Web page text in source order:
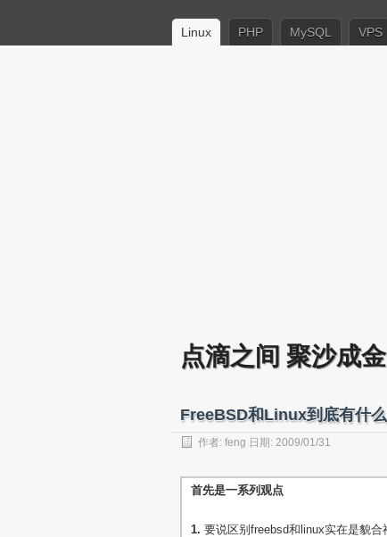
Linux PHP MySQL VPS
点滴之间 聚沙成金
FreeBSD和Linux到底有什
作者: feng 日期: 2009/01/31
首先是一系列观点
1. 要说区别freebsd和linux实在是貌合